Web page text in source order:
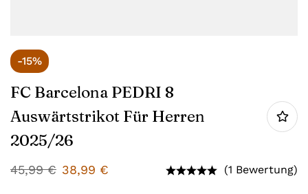
-15%
FC Barcelona PEDRI 8
Auswärtstrikot Für Herren
2025/26
45,99€ 38,99 € (1 Bewertung)